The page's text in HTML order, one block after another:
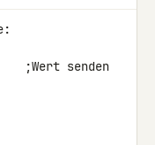
senden